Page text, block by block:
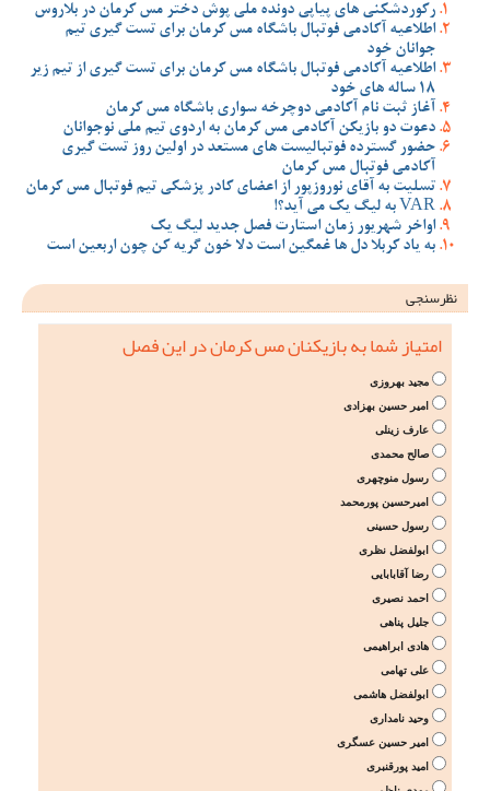
رکوردشکنی های پیاپی دونده ملی پوش دختر مس کرمان در بلاروس
اطلاعیه آکادمی فوتبال باشگاه مس کرمان برای تست گیری تیم
جوانان خود
اطلاعیه آکادمی فوتبال باشگاه مس کرمان برای تست گیری از تیم زیر
18 ساله های خود
آغاز ثبت نام آکادمی دوچرخه سواری باشگاه مس کرمان
دعوت دو بازیکن آکادمی مس کرمان به اردوی تیم ملی نوجوانان
حضور گسترده فوتبالیست های مستعد در اولین روز تست گیری
آکادمی فوتبال مس کرمان
تسلیت به آقای نوروزپور از اعضای کادر پزشکی تیم فوتبال مس کرمان
VAR به لیگ یک می آید؟!
اواخر شهریور زمان استارت فصل جدید لیگ یک
به یاد کربلا دل ها غمگین است دلا خون گریه کن چون اربعین است
نظرسنجی
امتیاز شما به بازیکنان مس کرمان در این فصل
مجید بهروزی
امیر حسین بهزادی
عارف زینلی
صالح محمدی
رسول منوچهری
امیرحسین پورمحمد
رسول حسینی
ابولفضل نظری
رضا آقابابایی
احمد نصیری
جلیل پناهی
هادی ابراهیمی
علی تهامی
ابولفضل هاشمی
وحید نامداری
امیر حسین عسگری
امید پورقنبری